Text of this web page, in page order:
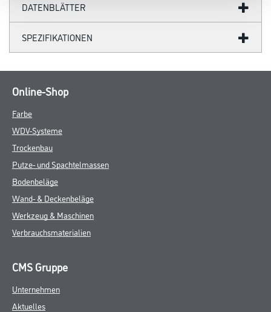
DATENBLÄTTER
SPEZIFIKATIONEN
Online-Shop
Farbe
WDV-Systeme
Trockenbau
Putze- und Spachtelmassen
Bodenbeläge
Wand- & Deckenbeläge
Werkzeug & Maschinen
Verbrauchsmaterialien
CMS Gruppe
Unternehmen
Aktuelles